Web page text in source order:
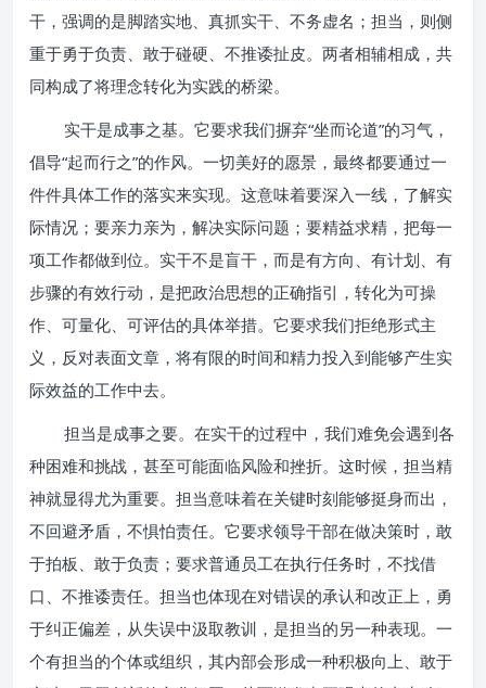
干，强调的是脚踏实地、真抓实干、不务虚名；担当，则侧
重于勇于负责、敢于碰硬、不推诿扯皮。两者相辅相成，共
同构成了将理念转化为实践的桥梁。
实干是成事之基。它要求我们摒弃“坐而论道”的习气，
倡导“起而行之”的作风。一切美好的愿景，最终都要通过一
件件具体工作的落实来实现。这意味着要深入一线，了解实
际情况；要亲力亲为，解决实际问题；要精益求精，把每一
项工作都做到位。实干不是盲干，而是有方向、有计划、有
步骤的有效行动，是把政治思想的正确指引，转化为可操
作、可量化、可评估的具体举措。它要求我们拒绝形式主
义，反对表面文章，将有限的时间和精力投入到能够产生实
际效益的工作中去。
担当是成事之要。在实干的过程中，我们难免会遇到各
种困难和挑战，甚至可能面临风险和挫折。这时候，担当精
神就显得尤为重要。担当意味着在关键时刻能够挺身而出，
不回避矛盾，不惧怕责任。它要求领导干部在做决策时，敢
于拍板、敢于负责；要求普通员工在执行任务时，不找借
口、不推诿责任。担当也体现在对错误的承认和改正上，勇
于纠正偏差，从失误中汲取教训，是担当的另一种表现。一
个有担当的个体或组织，其内部会形成一种积极向上、敢于